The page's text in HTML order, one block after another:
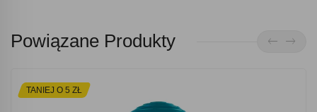
Powiązane Produkty
TANIEJ O 5 ZŁ